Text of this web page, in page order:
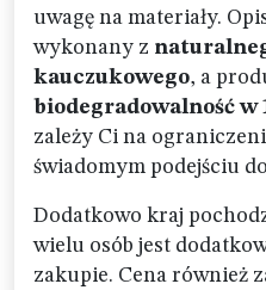
uwagę na materiały.
wykonany z
kauczukowego, a
biodegradowalność w
zależy Ci na
świadomym podejściu
Dodatkowo kraj
wielu osób jest
zakupie. Cena również